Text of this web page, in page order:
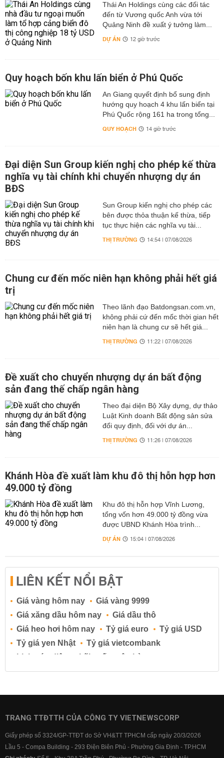
Thái An Holdings cùng các đối tác
đến từ Vương quốc Anh vừa tới
Quảng Ninh đề xuất ý tưởng làm...
DỰ ÁN 12 giờ trước
Quy hoạch bốn khu lấn biển ở Phú Quốc
An Giang quyết định bổ sung định
hướng quy hoạch 4 khu lấn biển tại
Phú Quốc rộng 161 ha trong tổng...
QUY HOẠCH 14 giờ trước
Đại diện Sun Group kiến nghị cho phép kế thừa
nghĩa vụ tài chính khi chuyển nhượng dự án
BĐS
Sun Group kiến nghị cho phép các
bên được thỏa thuận kế thừa, tiếp
tục thực hiện các nghĩa vụ tài...
THỊ TRƯỜNG 14:54 | 07/08/2026
Chung cư đến mốc niên hạn không phải hết giá
trị
Theo lãnh đạo Batdongsan.com.vn,
không phải cứ đến mốc thời gian hết
niên hạn là chung cư sẽ hết giá...
THỊ TRƯỜNG 11:22 | 07/08/2026
Đề xuất cho chuyển nhượng dự án bất động
sản đang thế chấp ngân hàng
Theo đại diện Bộ Xây dựng, dự thảo
Luật Kinh doanh Bất động sản sửa
đổi quy định, đối với dự án...
THỊ TRƯỜNG 11:26 | 07/08/2026
Khánh Hòa đề xuất làm khu đô thị hỗn hợp hơn
49.000 tỷ đồng
Khu đô thị hỗn hợp Vĩnh Lương,
tổng vốn hơn 49.000 tỷ đồng vừa
được UBND Khánh Hòa trình...
DỰ ÁN 15:04 | 07/08/2026
LIÊN KẾT NỔI BẬT
Giá vàng hôm nay
Giá vàng 9999
Giá xăng dầu hôm nay
Giá dầu thô
Giá heo hơi hôm nay
Tỷ giá euro
Tỷ giá USD
Tỷ giá yen Nhật
Tỷ giá vietcombank
Lịch cúp điện
Lãi suất ngân hàng
Lãi suất tiết kiệm
Lãi suất tiền gửi
Lãi suất ngân hàng BIDV
Lãi suất ngân hàng Vietcombank
TRANG TTĐTTH CỦA CÔNG TY VIETNEWSCORP
Giấy phép số 3324/GP-TTĐT do Sở VH&TT TPHCM cấp ngày 20/3/2026
Lầu 5 - Compa Building - 293 Điện Biên Phủ - Phường Gia Định - TP.HCM